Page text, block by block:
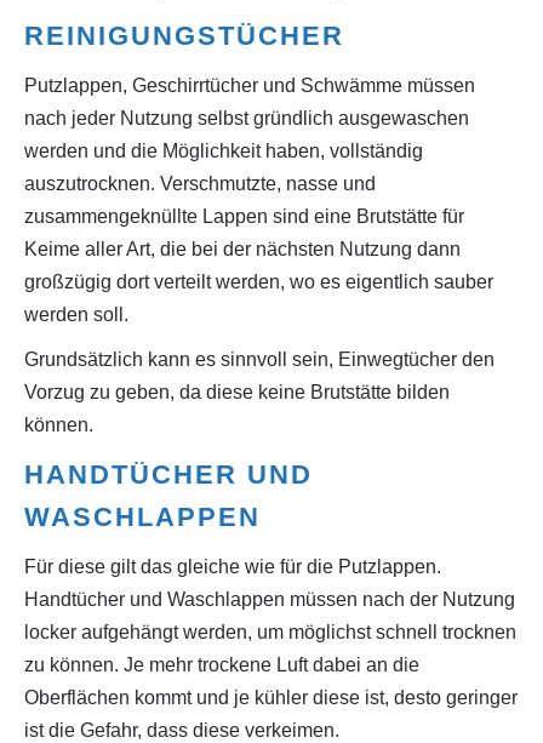
REINIGUNGSTÜCHER
Putzlappen, Geschirrtücher und Schwämme müssen
nach jeder Nutzung selbst gründlich ausgewaschen
werden und die Möglichkeit haben, vollständig
auszutrocknen. Verschmutzte, nasse und
zusammengeknüllte Lappen sind eine Brutstätte für
Keime aller Art, die bei der nächsten Nutzung dann
großzügig dort verteilt werden, wo es eigentlich sauber
werden soll.
Grundsätzlich kann es sinnvoll sein, Einwegtücher den
Vorzug zu geben, da diese keine Brutstätte bilden
können.
HANDTÜCHER UND
WASCHLAPPEN
Für diese gilt das gleiche wie für die Putzlappen.
Handtücher und Waschlappen müssen nach der Nutzung
locker aufgehängt werden, um möglichst schnell trocknen
zu können. Je mehr trockene Luft dabei an die
Oberflächen kommt und je kühler diese ist, desto geringer
ist die Gefahr, dass diese verkeimen.